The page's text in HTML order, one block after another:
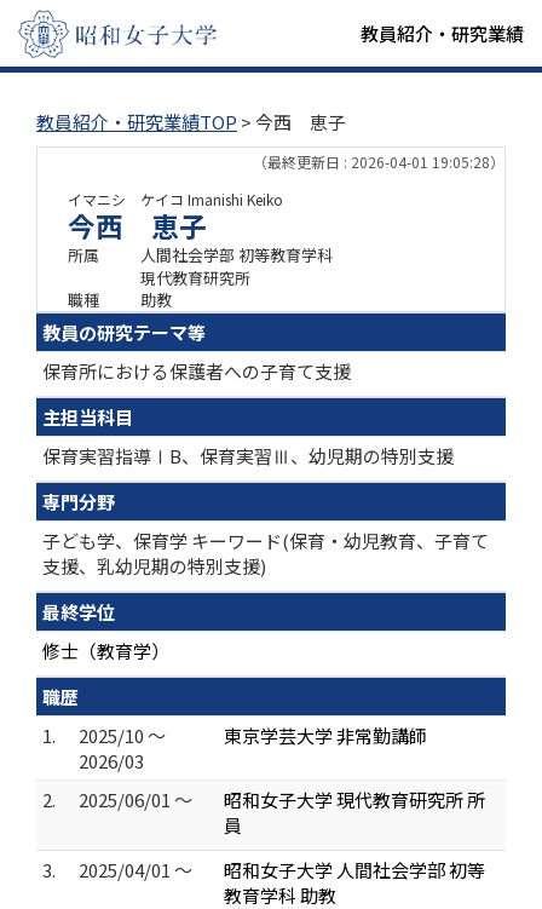
教員紹介・研究業績
教員紹介・研究業績TOP > 今西 恵子
（最終更新日 : 2026-04-01 19:05:28）
イマニシ ケイコ Imanishi Keiko
今西 恵子
所属
人間社会学部 初等教育学科
現代教育研究所
職種
助教
教員の研究テーマ等
保育所における保護者への子育て支援
主担当科目
保育実習指導ⅠB、保育実習Ⅲ、幼児期の特別支援
専門分野
子ども学、保育学 キーワード(保育・幼児教育、子育て
支援、乳幼児期の特別支援)
最終学位
修士（教育学）
職歴
1.
2025/10 ～
2026/03
東京学芸大学 非常勤講師
2. 2025/06/01 ～
昭和女子大学 現代教育研究所 所
員
3.
2025/04/01 ～
昭和女子大学 人間社会学部 初等
教育学科 助教